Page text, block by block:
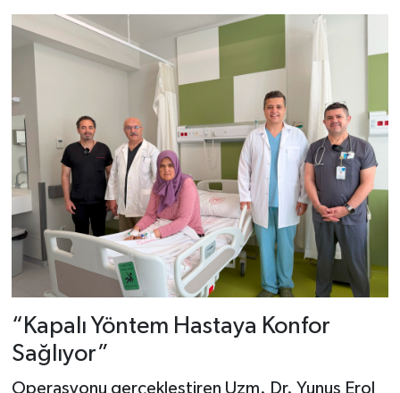
“Kapalı Yöntem Hastaya Konfor
Sağlıyor”
Operasyonu gerçekleştiren Uzm. Dr. Yunus Erol